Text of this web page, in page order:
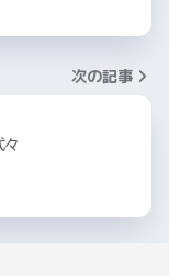
次の記事